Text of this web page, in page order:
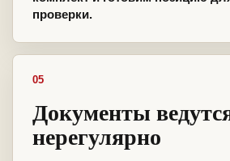
проверки.
05
Документы
нерегулярно